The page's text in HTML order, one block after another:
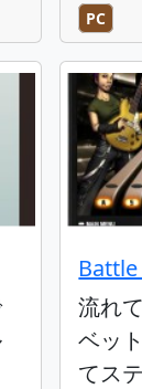
PC
流れ
ベッ
てス